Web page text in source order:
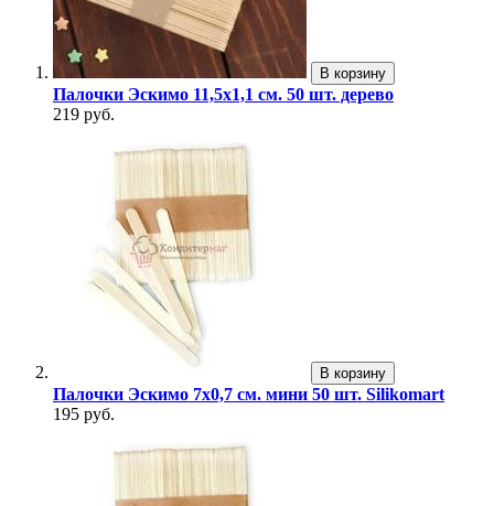
В корзину
Палочки Эскимо 11,5х1,1 см. 50 шт. дерево
219 руб.
В корзину
Палочки Эскимо 7х0,7 см. мини 50 шт. Silikomart
195 руб.